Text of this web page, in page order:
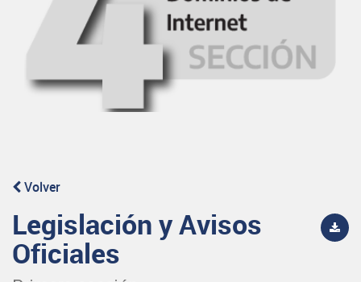
Volver
Legislación y Avisos
Oficiales